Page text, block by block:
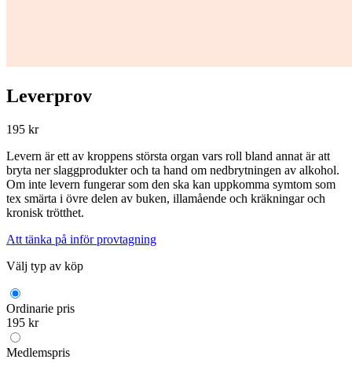
Leverprov
195 kr
Levern är ett av kroppens största organ vars roll bland annat är att
bryta ner slaggprodukter och ta hand om nedbrytningen av alkohol.
Om inte levern fungerar som den ska kan uppkomma symtom som
tex smärta i övre delen av buken, illamående och kräkningar och
kronisk trötthet.
Att tänka på inför provtagning
Välj typ av köp
Ordinarie pris
195 kr
Medlemspris